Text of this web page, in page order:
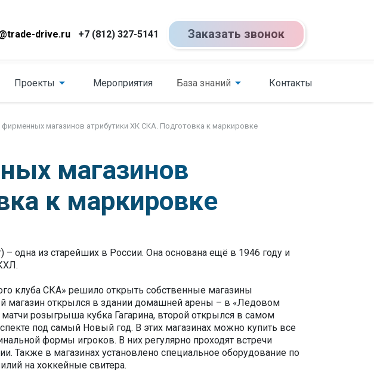
drive.ru +7 (812) 327-5141 Заказать звонок
Проекты Мероприятия База знаний Контакты
магазинов атрибутики ХК СКА. Подготовка к маркировке
магазинов
к маркировке
одна из старейших в России. Она основана ещё в 1946 году и
клуба СКА» решило открыть собственные магазины
магазин открылся в здании домашней арены – в «Ледовом
розыгрыша кубка Гагарина, второй открылся в самом
под самый Новый год. В этих магазинах можно купить все
формы игроков. В них регулярно проходят встречи
Также в магазинах установлено специальное оборудование по
на хоккейные свитера.